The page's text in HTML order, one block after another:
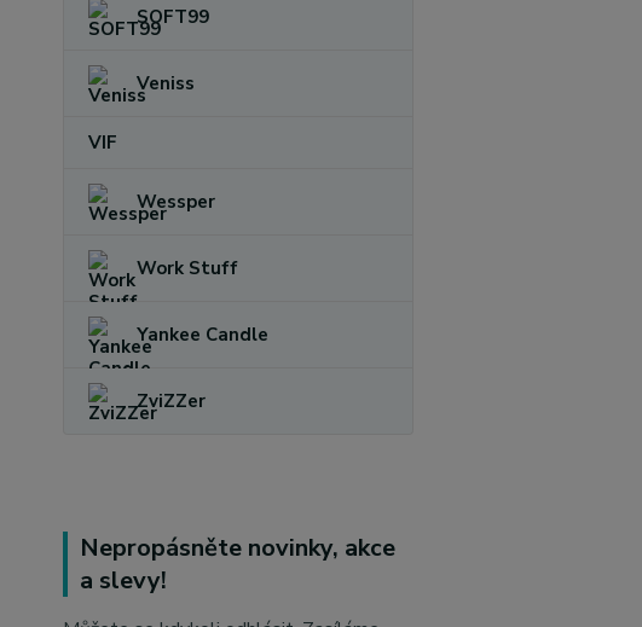
SOFT99
Veniss
VIF
Wessper
Work Stuff
Yankee Candle
ZviZZer
Nepropásněte novinky, akce
a slevy!